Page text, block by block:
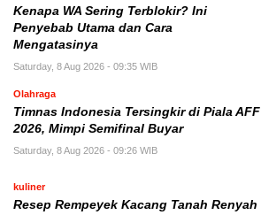
Kenapa WA Sering Terblokir? Ini
Penyebab Utama dan Cara
Mengatasinya
Saturday, 8 Aug 2026 - 09:35 WIB
Olahraga
Timnas Indonesia Tersingkir di Piala AFF
2026, Mimpi Semifinal Buyar
Saturday, 8 Aug 2026 - 09:26 WIB
kuliner
Resep Rempeyek Kacang Tanah Renyah